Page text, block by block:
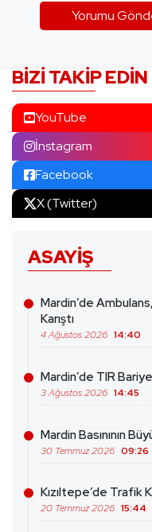
BIZI TAKIP EDIN
YouTube
İnstagram
Facebook
X (Twitter)
ASAYIŞ
Mardin’de
Karıştı
4 Ağustos 2026 14:40
Mardin’de TIR
3 Ağustos 2026 14:45
Mardin Basınının
30 Temmuz 2026 09:26
Kızıltepe’de Trafik
20 Temmuz 2026 15:44